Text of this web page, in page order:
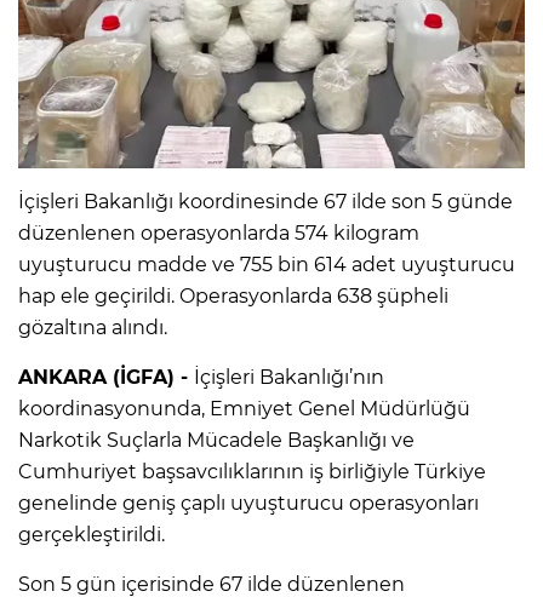
İçişleri Bakanlığı koordinesinde 67 ilde son 5 günde
düzenlenen operasyonlarda 574 kilogram
uyuşturucu madde ve 755 bin 614 adet uyuşturucu
hap ele geçirildi. Operasyonlarda 638 şüpheli
gözaltına alındı.
ANKARA (İGFA) - İçişleri Bakanlığı’nın
koordinasyonunda, Emniyet Genel Müdürlüğü
Narkotik Suçlarla Mücadele Başkanlığı ve
Cumhuriyet başsavcılıklarının iş birliğiyle Türkiye
genelinde geniş çaplı uyuşturucu operasyonları
gerçekleştirildi.
Son 5 gün içerisinde 67 ilde düzenlenen